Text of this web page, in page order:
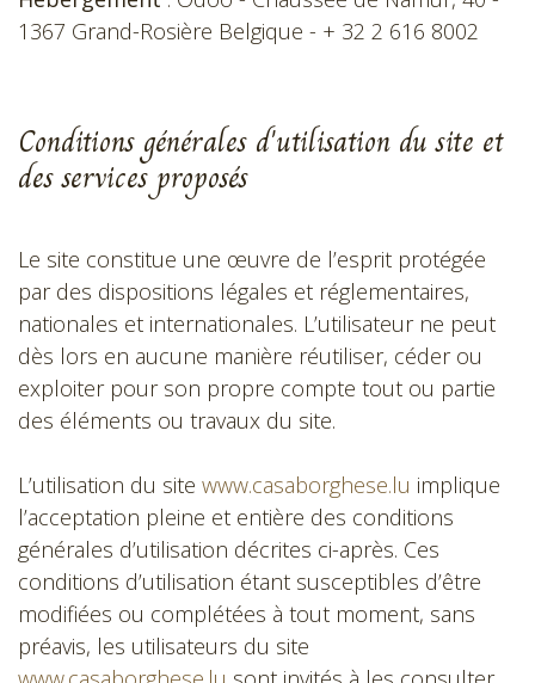
1367 Grand-Rosière Belgique - + 32 2 616 8002
Conditions générales d'utilisation du site et
des services proposés
Le site constitue une œuvre de l’esprit protégée
par des dispositions légales et réglementaires,
nationales et internationales. L’utilisateur ne peut
dès lors en aucune manière réutiliser, céder ou
exploiter pour son propre compte tout ou partie
des éléments ou travaux du site.
L’utilisation du site www.casaborghese.lu implique
l’acceptation pleine et entière des conditions
générales d’utilisation décrites ci-après. Ces
conditions d’utilisation étant susceptibles d’être
modifiées ou complétées à tout moment, sans
préavis, les utilisateurs du site